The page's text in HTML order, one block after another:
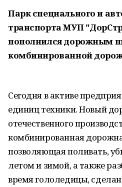
Парк специального и
транспорта МУП
пополнился дорожным
комбинированной
Сегодня в активе
единиц техники. Новый
отечественного
комбинированная
позволяющая поливать,
летом и зимой, а также
время гололедицы,